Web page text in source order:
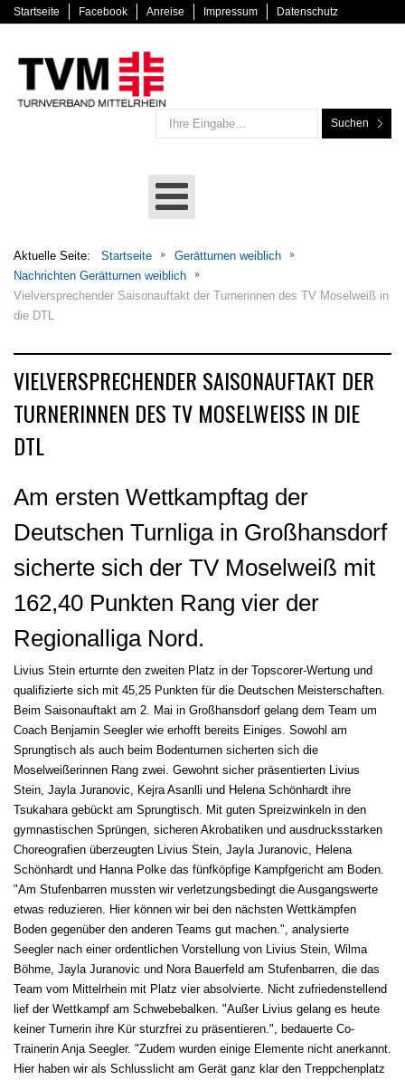
Startseite Facebook Anreise Impressum Datenschutz
Suchen
Aktuelle Seite: Startseite
Gerätturnen weiblich
Nachrichten Gerätturnen weiblich
Vielversprechender Saisonauftakt der Turnerinnen des TV Moselweiß in
die DTL
VIELVERSPRECHENDER SAISONAUFTAKT DER
TURNERINNEN DES TV MOSELWEISS IN DIE D
TL
Am ersten Wettkampftag der
Deutschen Turnliga in Großhansdorf
sicherte sich der TV Moselweiß mit
162,40 Punkten Rang vier der
Regionalliga Nord.
Livius Stein erturnte den zweiten Platz in der Topscorer-Wertung und
qualifizierte sich mit 45,25 Punkten für die Deutschen Meisterschaften.
Beim Saisonauftakt am 2. Mai in Großhansdorf gelang dem Team um
Coach Benjamin Seegler wie erhofft bereits Einiges. Sowohl am
Sprungtisch als auch beim Bodenturnen sicherten sich die
Moselweißerinnen Rang zwei. Gewohnt sicher präsentierten Livius
Stein, Jayla Juranovic, Kejra Asanlli und Helena Schönhardt ihre
Tsukahara gebückt am Sprungtisch. Mit guten Spreizwinkeln in den
gymnastischen Sprüngen, sicheren Akrobatiken und ausdrucksstarken
Choreografien überzeugten Livius Stein, Jayla Juranovic, Helena
Schönhardt und Hanna Polke das fünfköpfige Kampfgericht am Boden.
"Am Stufenbarren mussten wir verletzungsbedingt die Ausgangswerte
etwas reduzieren. Hier können wir bei den nächsten Wettkämpfen
Boden gegenüber den anderen Teams gut machen.", analysierte
Seegler nach einer ordentlichen Vorstellung von Livius Stein, Wilma
Böhme, Jayla Juranovic und Nora Bauerfeld am Stufenbarren, die das
Team vom Mittelrhein mit Platz vier absolvierte. Nicht zufriedenstellend
lief der Wettkampf am Schwebebalken. "Außer Livius gelang es heute
keiner Turnerin ihre Kür sturzfrei zu präsentieren.", bedauerte Co-
Trainerin Anja Seegler. "Zudem wurden einige Elemente nicht anerkannt.
Hier haben wir als Schlusslicht am Gerät ganz klar den Treppchenplatz